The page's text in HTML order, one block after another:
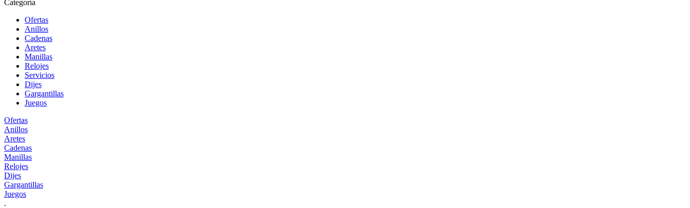
Categoría
Ofertas
Anillos
Cadenas
Aretes
Manillas
Relojes
Servicios
Dijes
Gargantillas
Juegos
Ofertas
Anillos
Aretes
Cadenas
Manillas
Relojes
Dijes
Gargantillas
Juegos
.